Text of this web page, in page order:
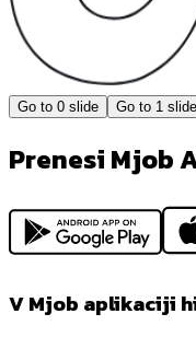
Go to 0 slide Go to 1 slide
Prenesi Mjob
V Mjob aplikaciji